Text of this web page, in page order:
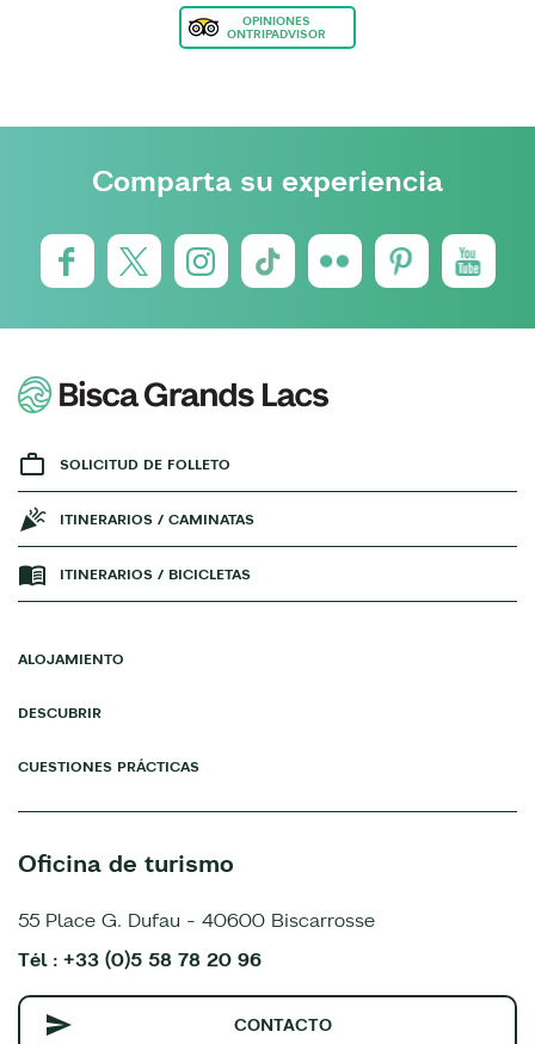
OPINIONES
ONTRIPADVISOR
Comparta su experiencia
SOLICITUD DE FOLLETO
ITINERARIOS / CAMINATAS
ITINERARIOS / BICICLETAS
ALOJAMIENTO
DESCUBRIR
CUESTIONES PRÁCTICAS
Oficina de turismo
55 Place G. Dufau - 40600 Biscarrosse
Tél : +33 (0)5 58 78 20 96
CONTACTO